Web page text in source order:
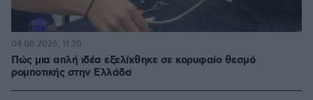
Πώς μια απλή ιδέα εξελίχθηκε σε κορυφαίο θεσμό
ρομποτικής στην Ελλάδα
04.08.2026, 11:20